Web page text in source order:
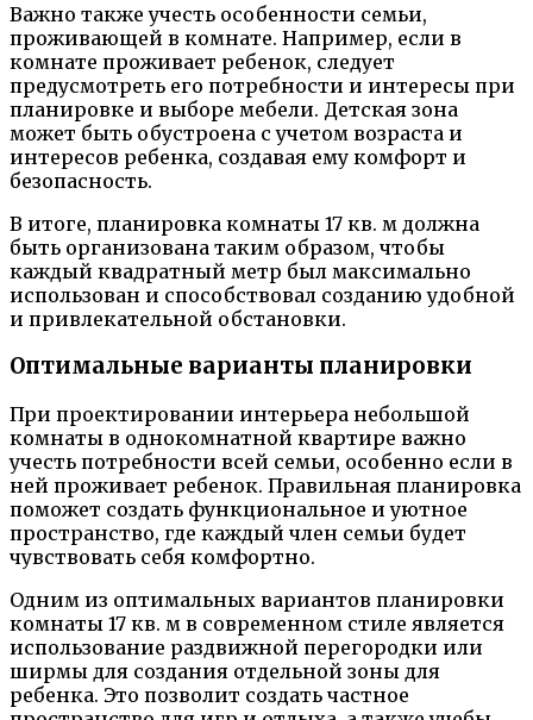
Важно также учесть особенности семьи,
проживающей в комнате. Например, если в
комнате проживает ребенок, следует
предусмотреть его потребности и интересы при
планировке и выборе мебели. Детская зона
может быть обустроена с учетом возраста и
интересов ребенка, создавая ему комфорт и
безопасность.
В итоге, планировка комнаты 17 кв. м должна
быть организована таким образом, чтобы
каждый квадратный метр был максимально
использован и способствовал созданию удобной
и привлекательной обстановки.
Оптимальные варианты планировки
При проектировании интерьера небольшой
комнаты в однокомнатной квартире важно
учесть потребности всей семьи, особенно если в
ней проживает ребенок. Правильная планировка
поможет создать функциональное и уютное
пространство, где каждый член семьи будет
чувствовать себя комфортно.
Одним из оптимальных вариантов планировки
комнаты 17 кв. м в современном стиле является
использование раздвижной перегородки или
ширмы для создания отдельной зоны для
ребенка. Это позволит создать частное